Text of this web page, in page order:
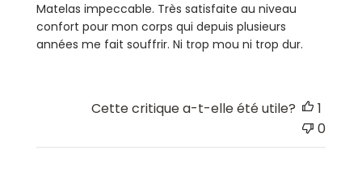
Matelas impeccable. Très satisfaite au niveau
confort pour mon corps qui depuis plusieurs
années me fait souffrir. Ni trop mou ni trop dur.
Cette critique a-t-elle été utile?
1
0